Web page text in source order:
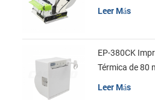
Módulo de
Leer Más
EP-380CK
Térmica de 80
Leer Más